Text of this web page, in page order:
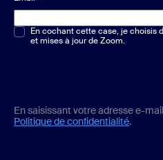
Choix multiple ou unique*
En cochant cette case, je choisis
et mises à jour de Zoom.
En saisissant votre adresse e-
Politique de confidentialité.